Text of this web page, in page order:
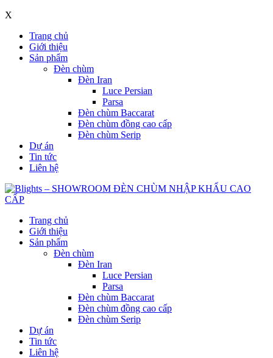
X
Trang chủ
Giới thiệu
Sản phẩm
Đèn chùm
Đèn Iran
Luce Persian
Parsa
Đèn chùm Baccarat
Đèn chùm đồng cao cấp
Đèn chùm Serip
Dự án
Tin tức
Liên hệ
Trang chủ
Giới thiệu
Sản phẩm
Đèn chùm
Đèn Iran
Luce Persian
Parsa
Đèn chùm Baccarat
Đèn chùm đồng cao cấp
Đèn chùm Serip
Dự án
Tin tức
Liên hệ